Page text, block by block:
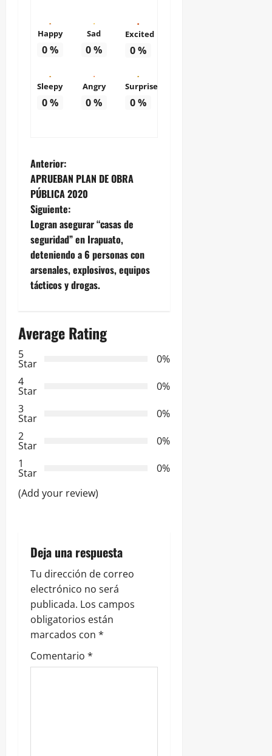
Happy
0%
Sad
0%
Excited
0%
Sleepy
0%
Angry
0%
Surprise
0%
N
a
v
e
g
a
i
ó
n
d
e
e
n
r
a
d
a
s
Anterior:
APRUEBAN PLAN DE OBRA
PÚBLICA 2020
Siguiente:
Logran asegurar “casas de
seguridad” en Irapuato,
deteniendo a 6 personas con
arsenales, explosivos, equipos
tácticos y drogas.
Average Rating
5
Star
0%
4
Star
0%
3
Star
0%
2
Star
0%
1
Star
0%
(Add your review)
Deja una respuesta
Tu dirección de correo
electrónico no será
publicada. Los campos
obligatorios están
marcados con *
Comentario *